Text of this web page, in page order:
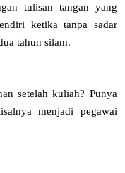
tulisan tangan yang
ketika tanpa sadar
tahun silam.
setelah kuliah? Punya
menjadi pegawai